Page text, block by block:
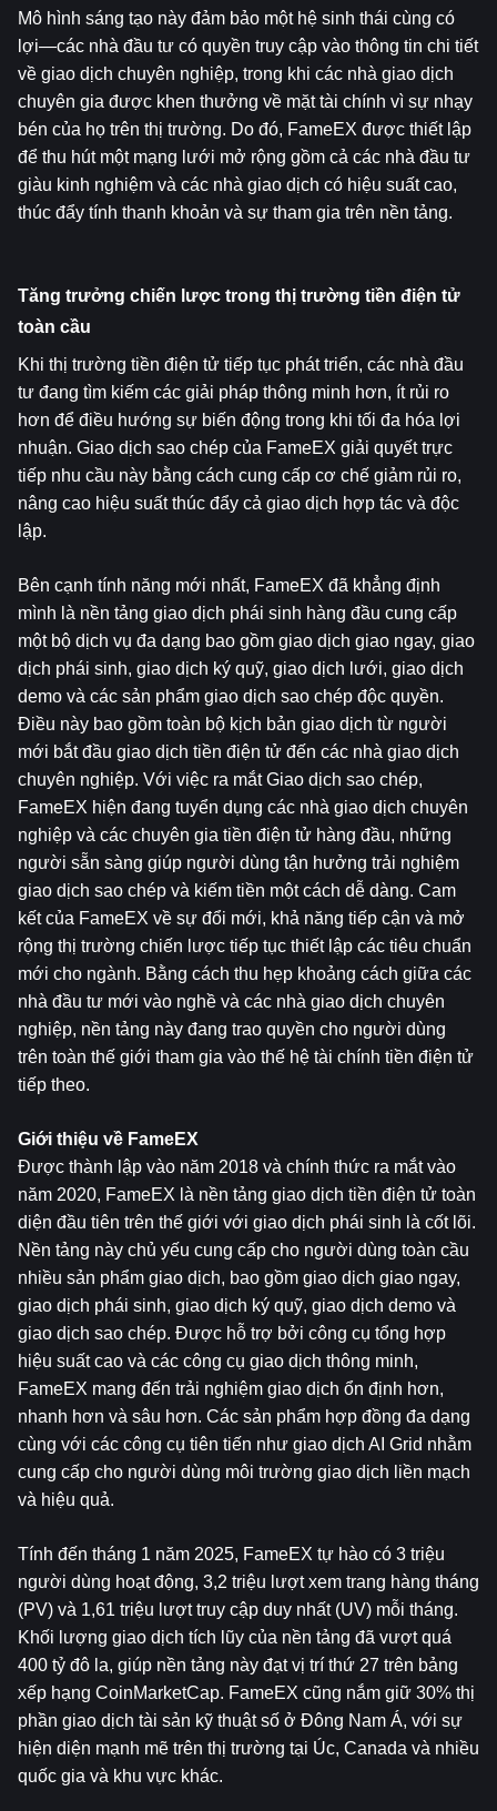
Mô hình sáng tạo này đảm bảo một hệ sinh thái cùng có
lợi—các nhà đầu tư có quyền truy cập vào thông tin chi tiết
về giao dịch chuyên nghiệp, trong khi các nhà giao dịch
chuyên gia được khen thưởng về mặt tài chính vì sự nhạy
bén của họ trên thị trường. Do đó, FameEX được thiết lập
để thu hút một mạng lưới mở rộng gồm cả các nhà đầu tư
giàu kinh nghiệm và các nhà giao dịch có hiệu suất cao,
thúc đẩy tính thanh khoản và sự tham gia trên nền tảng.
Tăng trưởng chiến lược trong thị trường tiền điện tử
toàn cầu
Khi thị trường tiền điện tử tiếp tục phát triển, các nhà đầu
tư đang tìm kiếm các giải pháp thông minh hơn, ít rủi ro
hơn để điều hướng sự biến động trong khi tối đa hóa lợi
nhuận. Giao dịch sao chép của FameEX giải quyết trực
tiếp nhu cầu này bằng cách cung cấp cơ chế giảm rủi ro,
nâng cao hiệu suất thúc đẩy cả giao dịch hợp tác và độc
lập.
Bên cạnh tính năng mới nhất, FameEX đã khẳng định
mình là nền tảng giao dịch phái sinh hàng đầu cung cấp
một bộ dịch vụ đa dạng bao gồm giao dịch giao ngay, giao
dịch phái sinh, giao dịch ký quỹ, giao dịch lưới, giao dịch
demo và các sản phẩm giao dịch sao chép độc quyền.
Điều này bao gồm toàn bộ kịch bản giao dịch từ người
mới bắt đầu giao dịch tiền điện tử đến các nhà giao dịch
chuyên nghiệp. Với việc ra mắt Giao dịch sao chép,
FameEX hiện đang tuyển dụng các nhà giao dịch chuyên
nghiệp và các chuyên gia tiền điện tử hàng đầu, những
người sẵn sàng giúp người dùng tận hưởng trải nghiệm
giao dịch sao chép và kiếm tiền một cách dễ dàng. Cam
kết của FameEX về sự đổi mới, khả năng tiếp cận và mở
rộng thị trường chiến lược tiếp tục thiết lập các tiêu chuẩn
mới cho ngành. Bằng cách thu hẹp khoảng cách giữa các
nhà đầu tư mới vào nghề và các nhà giao dịch chuyên
nghiệp, nền tảng này đang trao quyền cho người dùng
trên toàn thế giới tham gia vào thế hệ tài chính tiền điện tử
tiếp theo.
Giới thiệu về FameEX
Được thành lập vào năm 2018 và chính thức ra mắt vào
năm 2020, FameEX là nền tảng giao dịch tiền điện tử toàn
diện đầu tiên trên thế giới với giao dịch phái sinh là cốt lõi.
Nền tảng này chủ yếu cung cấp cho người dùng toàn cầu
nhiều sản phẩm giao dịch, bao gồm giao dịch giao ngay,
giao dịch phái sinh, giao dịch ký quỹ, giao dịch demo và
giao dịch sao chép. Được hỗ trợ bởi công cụ tổng hợp
hiệu suất cao và các công cụ giao dịch thông minh,
FameEX mang đến trải nghiệm giao dịch ổn định hơn,
nhanh hơn và sâu hơn. Các sản phẩm hợp đồng đa dạng
cùng với các công cụ tiên tiến như giao dịch AI Grid nhằm
cung cấp cho người dùng môi trường giao dịch liền mạch
và hiệu quả.
Tính đến tháng 1 năm 2025, FameEX tự hào có 3 triệu
người dùng hoạt động, 3,2 triệu lượt xem trang hàng tháng
(PV) và 1,61 triệu lượt truy cập duy nhất (UV) mỗi tháng.
Khối lượng giao dịch tích lũy của nền tảng đã vượt quá
400 tỷ đô la, giúp nền tảng này đạt vị trí thứ 27 trên bảng
xếp hạng CoinMarketCap. FameEX cũng nắm giữ 30% thị
phần giao dịch tài sản kỹ thuật số ở Đông Nam Á, với sự
hiện diện mạnh mẽ trên thị trường tại Úc, Canada và nhiều
quốc gia và khu vực khác.